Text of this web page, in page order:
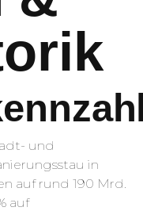
und
in
auf rund 190 Mrd.
auf